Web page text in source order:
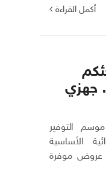
أكمل القراءة
جهزي
التوفير
الأساسية
عروض موفرة